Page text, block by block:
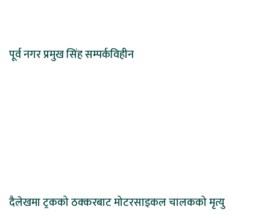
पूर्व नगर प्रमुख सिंह सम्पर्कविहीन
दैलेखमा ट्रकको ठक्करबाट मोटरसाइकल चालकको मृत्यु